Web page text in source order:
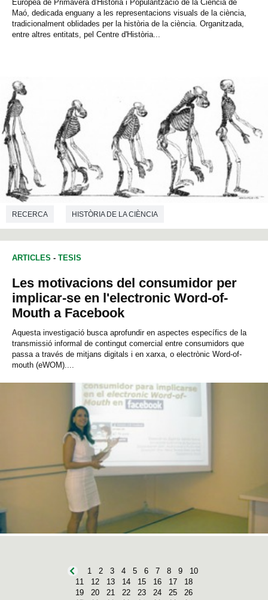
Europea de Primavera d'Història i Popularització de la Ciència de
Maó, dedicada enguany a les representacions visuals de la ciència,
tradicionalment oblidades per la història de la ciència. Organitzada,
entre altres entitats, pel Centre d'Història...
RECERCA HISTÒRIA DE LA CIÈNCIA
ARTICLES - TESIS
Les motivacions del consumidor per
implicar-se en l'electronic Word-of-
Mouth a Facebook
Aquesta investigació busca aprofundir en aspectes específics de la
transmissió informal de contingut comercial entre consumidors que
passa a través de mitjans digitals i en xarxa, o electrònic Word-of-
mouth (eWOM)....
1 2 3 4 5 6 7 8 9
10
11
12 13 14 15 16 17
18
19
20 21 22 23 24 25
26